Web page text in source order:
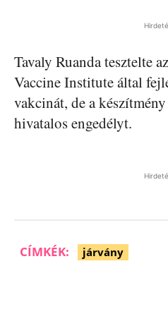
Tavaly Ruanda tesztelte
Vaccine Institute által
vakcinát, de a
hivatalos engedélyt.
CÍMKÉK: járvány